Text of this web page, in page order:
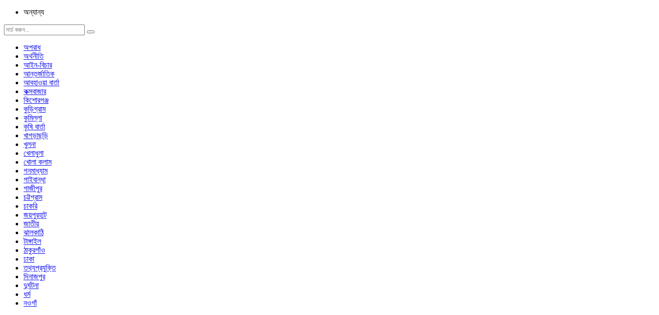
অন্যান্য
অপরাধ
অর্থনীতি
আইন-বিচার
আন্তর্জাতিক
আবহাওয়া বার্তা
কক্সবাজার
কিশোরগঞ্জ
কুড়িগ্রাম
কুমিল্লা
কৃষি বার্তা
খাগড়াছড়ি
খুলনা
খেলাধুলা
খোলা কলাম
গনমাধ্যাম
গাইবান্ধা
গাজীপুর
চট্টগ্রাম
চাকরি
জয়পুরহাট
জাতীয়
ঝালকাঠি
টাঙ্গাইল
ঠাকুরগাঁও
ঢাকা
তথ্যপ্রযুক্তি
দিনাজপুর
দুর্ঘটনা
ধর্ম
নওগাঁ